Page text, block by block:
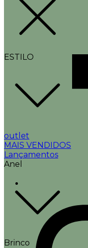
ESTILO
outlet
MAIS VENDIDOS
Lançamentos
Anel
Brinco